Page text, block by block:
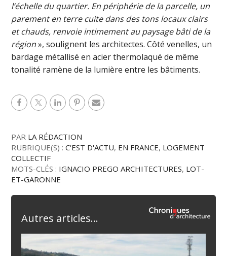
l’échelle du quartier. En périphérie de la parcelle, un
parement en terre cuite dans des tons locaux clairs
et chauds, renvoie intimement au paysage bâti de la
région», soulignent les architectes. Côté venelles, un
bardage métallisé en acier thermolaqué de même
tonalité ramène de la lumière entre les bâtiments.
PAR LA RÉDACTION
RUBRIQUE(S) :C'EST D'ACTU, EN FRANCE, LOGEMENT
COLLECTIF
MOTS-CLÉS : IGNACIO PREGO ARCHITECTURES, LOT-
ET-GARONNE
Autres articles...